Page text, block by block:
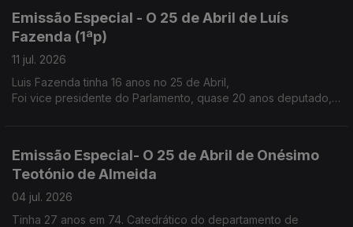
Emissão Especial - O 25 de Abril de Luís
Fazenda (1ªp)
11 jul. 2026
Luis Fazenda tinha 16 anos no 25 de Abril,
Foi vice presidente do Parlamento, quase 20 anos deputado,
Emissão Especial- O 25 de Abril de Onésimo
Teotónio de Almeida
04 jul. 2026
Tinha 27 anos em 74. Catedrático do departamento de